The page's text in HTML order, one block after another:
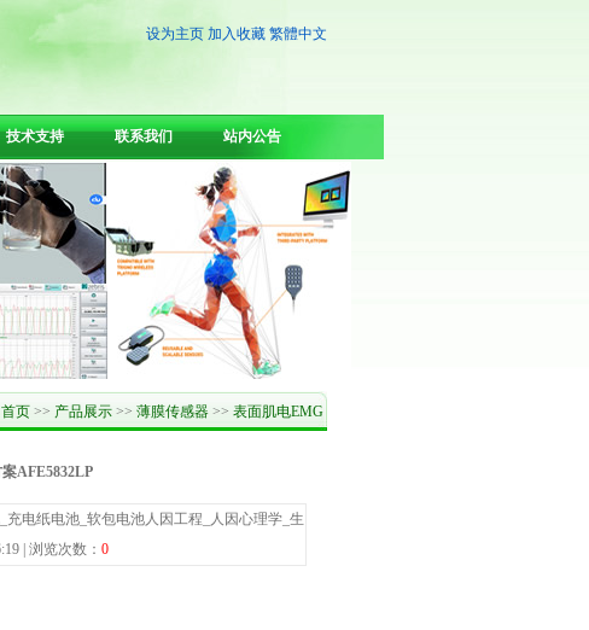
设为主页 加入收藏 繁體中文
技术支持 联系我们 站内公告
首页 >> 产品展示 >> 薄膜传感器 >> 表面肌电EMG
AFE5832LP
电纸电池_软包电池人因工程_人因心理学_生
| 浏览次数： 0